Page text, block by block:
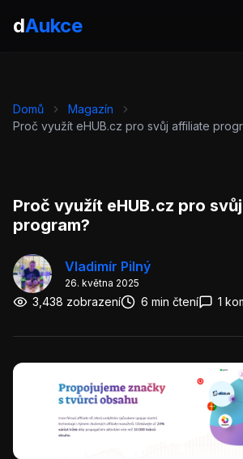
dAukce
Domů
Magazín
Proč využít eHUB.cz pro
program?
Vladimír Pilný
26. května 2025
3,438 zobrazení 6 min čtení 1